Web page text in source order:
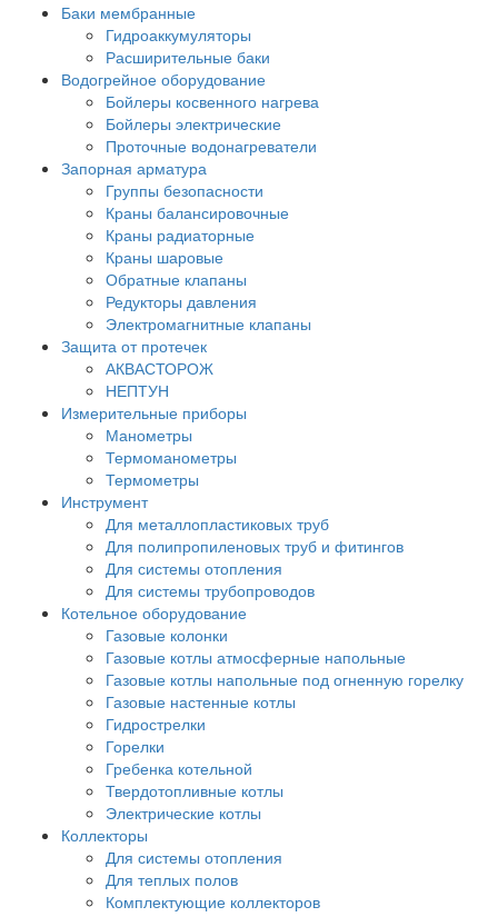
Баки мембранные
Гидроаккумуляторы
Расширительные баки
Водогрейное оборудование
Бойлеры косвенного нагрева
Бойлеры электрические
Проточные водонагреватели
Запорная арматура
Группы безопасности
Краны балансировочные
Краны радиаторные
Краны шаровые
Обратные клапаны
Редукторы давления
Электромагнитные клапаны
Защита от протечек
АКВАСТОРОЖ
НЕПТУН
Измерительные приборы
Манометры
Термоманометры
Термометры
Инструмент
Для металлопластиковых труб
Для полипропиленовых труб и фитингов
Для системы отопления
Для системы трубопроводов
Котельное оборудование
Газовые колонки
Газовые котлы атмосферные напольные
Газовые котлы напольные под огненную горелку
Газовые настенные котлы
Гидрострелки
Горелки
Гребенка котельной
Твердотопливные котлы
Электрические котлы
Коллекторы
Для системы отопления
Для теплых полов
Комплектующие коллекторов